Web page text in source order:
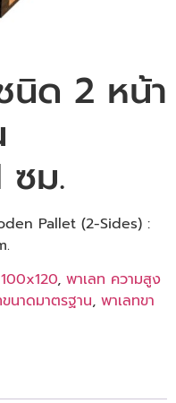
นิด 2 หน้า
ซม.
Pallet (2-Sides) :
, พาเลท ความสูง
นาดมาตรฐาน, พาเลทขา